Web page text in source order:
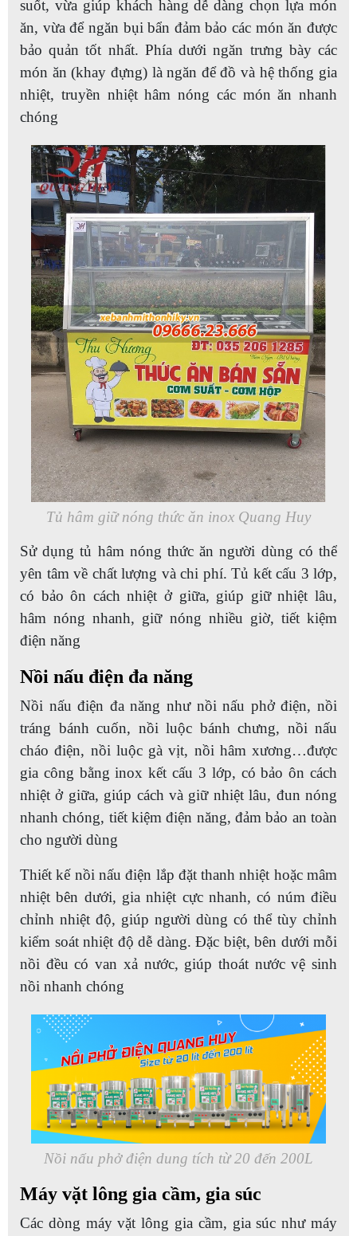
suốt, vừa giúp khách hàng dễ dàng chọn lựa món
ăn, vừa để ngăn bụi bẩn đảm bảo các món ăn được
bảo quản tốt nhất. Phía dưới ngăn trưng bày các
món ăn (khay đựng) là ngăn để đồ và hệ thống gia
nhiệt, truyền nhiệt hâm nóng các món ăn nhanh
chóng
Tủ hâm giữ nóng thức ăn inox Quang Huy
Sử dụng tủ hâm nóng thức ăn người dùng có thể
yên tâm về chất lượng và chi phí. Tủ kết cấu 3 lớp,
có bảo ôn cách nhiệt ở giữa, giúp giữ nhiệt lâu,
hâm nóng nhanh, giữ nóng nhiều giờ, tiết kiệm
điện năng
Nồi nấu điện đa năng
Nồi nấu điện đa năng như nồi nấu phở điện, nồi
tráng bánh cuốn, nồi luộc bánh chưng, nồi nấu
cháo điện, nồi luộc gà vịt, nồi hâm xương…được
gia công bằng inox kết cấu 3 lớp, có bảo ôn cách
nhiệt ở giữa, giúp cách và giữ nhiệt lâu, đun nóng
nhanh chóng, tiết kiệm điện năng, đảm bảo an toàn
cho người dùng
Thiết kế nồi nấu điện lắp đặt thanh nhiệt hoặc mâm
nhiệt bên dưới, gia nhiệt cực nhanh, có núm điều
chỉnh nhiệt độ, giúp người dùng có thể tùy chỉnh
kiểm soát nhiệt độ dễ dàng. Đặc biệt, bên dưới mỗi
nồi đều có van xả nước, giúp thoát nước vệ sinh
nồi nhanh chóng
Nồi nấu phở điện dung tích từ 20 đến 200L
Máy vặt lông gia cầm, gia súc
Các dòng máy vặt lông gia cầm, gia súc như máy